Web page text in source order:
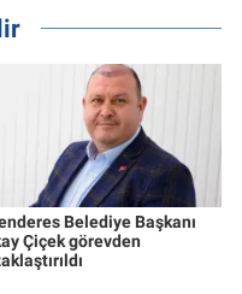
Belediye Başkanı
Çiçek görevden